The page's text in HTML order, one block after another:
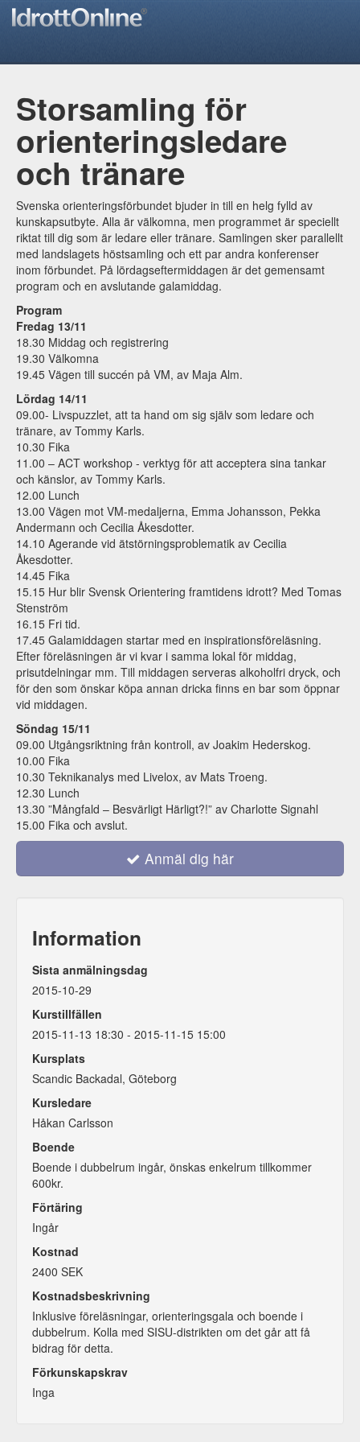
Storsamling för
orienteringsledare
och tränare
Svenska orienteringsförbundet bjuder in till en helg fylld av
kunskapsutbyte. Alla är välkomna, men programmet är speciellt
riktat till dig som är ledare eller tränare. Samlingen sker parallellt
med landslagets höstsamling och ett par andra konferenser
inom förbundet. På lördagseftermiddagen är det gemensamt
program och en avslutande galamiddag.
Program
Fredag 13/11
18.30 Middag och registrering
19.30 Välkomna
19.45 Vägen till succén på VM, av Maja Alm.
Lördag 14/11
09.00- Livspuzzlet, att ta hand om sig själv som ledare och
tränare, av Tommy Karls.
10.30 Fika
11.00 – ACT workshop - verktyg för att acceptera sina tankar
och känslor, av Tommy Karls.
12.00 Lunch
13.00 Vägen mot VM-medaljerna, Emma Johansson, Pekka
Andermann och Cecilia Åkesdotter.
14.10 Agerande vid ätstörningsproblematik av Cecilia
Åkesdotter.
14.45 Fika
15.15 Hur blir Svensk Orientering framtidens idrott? Med Tomas
Stenström
16.15 Fri tid.
17.45 Galamiddagen startar med en inspirationsföreläsning.
Efter föreläsningen är vi kvar i samma lokal för middag,
prisutdelningar mm. Till middagen serveras alkoholfri dryck, och
för den som önskar köpa annan dricka finns en bar som öppnar
vid middagen.
Söndag 15/11
09.00 Utgångsriktning från kontroll, av Joakim Hederskog.
10.00 Fika
10.30 Teknikanalys med Livelox, av Mats Troeng.
12.30 Lunch
13.30 ”Mångfald – Besvärligt Härligt?!” av Charlotte Signahl
15.00 Fika och avslut.
Anmäl dig här
Information
Sista anmälningsdag
2015-10-29
Kurstillfällen
2015-11-13 18:30 - 2015-11-15 15:00
Kursplats
Scandic Backadal, Göteborg
Kursledare
Håkan Carlsson
Boende
Boende i dubbelrum ingår, önskas enkelrum tillkommer
600kr.
Förtäring
Ingår
Kostnad
2400 SEK
Kostnadsbeskrivning
Inklusive föreläsningar, orienteringsgala och boende i
dubbelrum. Kolla med SISU-distrikten om det går att få
bidrag för detta.
Förkunskapskrav
Inga